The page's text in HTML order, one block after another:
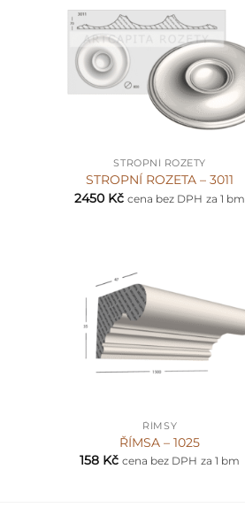
STROPNÍ ROZETY
STROPNÍ ROZETA – 3011
2450 Kč cena bez DPH za 1 bm
ŘÍMSY
ŘÍMSA – 1025
158 Kč cena bez DPH za 1 bm